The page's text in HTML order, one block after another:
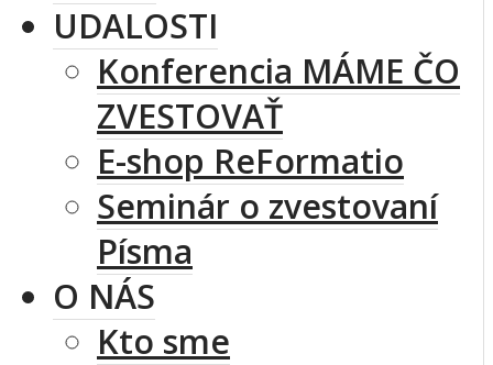
UDALOSTI
Konferencia MÁME ČO
ZVESTOVAŤ
E-shop ReFormatio
Seminár o zvestovaní
Písma
O NÁS
Kto sme